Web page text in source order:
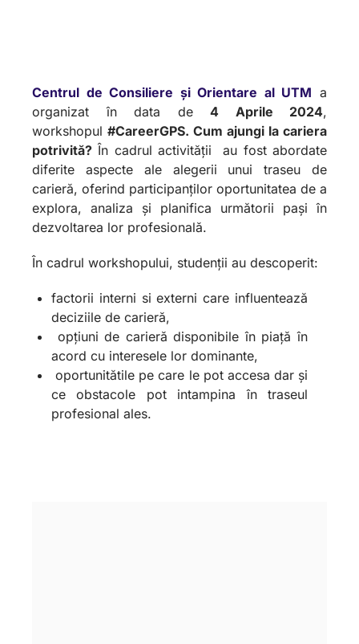
Centrul de Consiliere și Orientare al UTM a
organizat în data de 4 Aprile 2024,
workshopul #CareerGPS. Cum ajungi la cariera
potrivită? În cadrul activității au fost abordate
diferite aspecte ale alegerii unui traseu de
carieră, oferind participanților oportunitatea de a
explora, analiza și planifica următorii pași în
dezvoltarea lor profesională.
În cadrul workshopului, studenții au descoperit:
factorii interni si externi care influentează
deciziile de carieră,
opțiuni de carieră disponibile în piață în
acord cu interesele lor dominante,
oportunitătile pe care le pot accesa dar și
ce obstacole pot intampina în traseul
profesional ales.